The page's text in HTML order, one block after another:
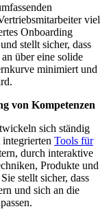
viel
Onboarding
stellt sicher, dass
über eine solide
minimiert und
von Kompetenzen
sich ständig
Tools für
durch interaktive
Produkte und
stellt sicher, dass
und sich an die